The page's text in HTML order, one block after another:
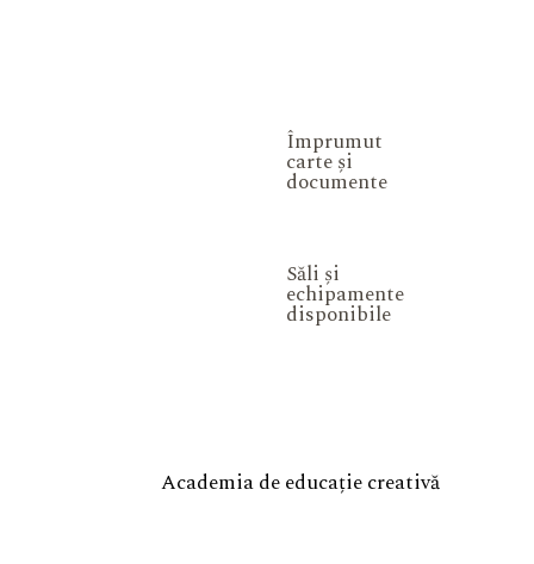
Împrumut
carte și
documente
Săli și
echipamente
disponibile
Academia de educație creativă